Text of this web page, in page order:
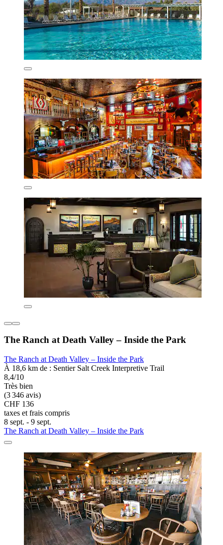
The Ranch at Death Valley – Inside the Park
The Ranch at Death Valley – Inside the Park
À 18,6 km de : Sentier Salt Creek Interpretive Trail
8,4/10
Très bien
(3 346 avis)
CHF 136
taxes et frais compris
8 sept. - 9 sept.
The Ranch at Death Valley – Inside the Park